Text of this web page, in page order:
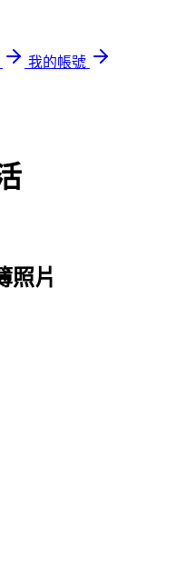
我的帳號
照片